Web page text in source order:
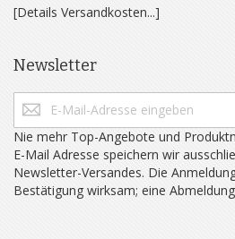
[Details Versandkosten...]
Newsletter
Nie mehr Top-Angebote und
E-Mail Adresse speichern wir
Newsletter-Versandes. Die
Bestätigung wirksam; eine